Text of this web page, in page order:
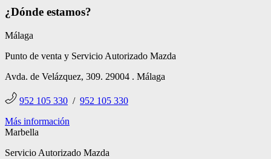
¿Dónde estamos?
Málaga
Punto de venta y Servicio Autorizado Mazda
Avda. de Velázquez, 309. 29004 . Málaga
952 105 330 / 952 105 330
Más información
Marbella
Servicio Autorizado Mazda